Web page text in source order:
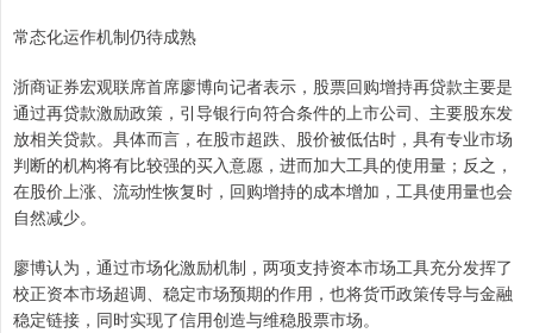
常态化运作机制仍待成熟
浙商证券宏观联席首席廖博向记者表示，股票回购增持再贷款主要是
通过再贷款激励政策，引导银行向符合条件的上市公司、主要股东发
放相关贷款。具体而言，在股市超跌、股价被低估时，具有专业市场
判断的机构将有比较强的买入意愿，进而加大工具的使用量；反之，
在股价上涨、流动性恢复时，回购增持的成本增加，工具使用量也会
自然减少。
廖博认为，通过市场化激励机制，两项支持资本市场工具充分发挥了
校正资本市场超调、稳定市场预期的作用，也将货币政策传导与金融
稳定链接，同时实现了信用创造与维稳股票市场。